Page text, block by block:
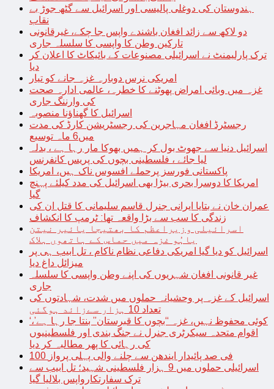
ہندوستان کی دوغلی پالیسی اور اسرائیل سے گٹھ جوڑ بے
نقاب
دو لاکھ سے زائد افغان باشندے واپس جا چکے، غیرقانونی
تارکین وطن کا واپسی کا سلسلہ جاری
ترک پارلیمنٹ نے اسرائیلی مصنوعات کے بائیکاٹ کا اعلان کر
دیا
امریکی نرس دوبارہ غزہ جانے کو تیار
غزہ میں وبائی امراض پھوٹنے کا خطرہ، عالمی ادارہ صحت
کی وارننگ جاری
اسرائیل کا گھناؤنا منصوبہ
رجسٹرڈ افغان مہاجرین کی رجسٹریشن کارڈ کی مدت
میں6 ماہ توسیع
اسرائیل دنیا سے جھوٹ بول کر ہمیں بھوکا مار رہا ہے ، بدلہ
لیا جائے ، فلسطینی بچوں کی پریس کانفرنس
پاکستانی فورسز پرحملے افسوس ناک ہیں، امریکا
امریکا کا دوسرا بحری بیڑا بھی اسرائیل کی مدد کیلئے پہنچ
گیا
عمران خان نے بتایا ایرانی جنرل قاسم سلیمانی کا قتل ان کی
زندگی کا سب سے بڑا واقعہ تھا: ٹرمپ کا انکشاف
اسرائیلی وزیراعظم کا بھتیجا یائیر نیتن
یاہُو غزہ میں حماس کے ہاتھوں ہلاک
اسرائیل کو دیا گیا امریکی دفاعی نظام ناکام ، تل ابیب ہی پر
میزائل داغ دیا
غیر قانونی افغان شہریوں کی اپنے وطن واپسی کا سلسلہ
جاری
اسرائیل کے غزہ پر وحشیانہ حملوں میں شدت، شہادتوں کی
تعداد 10 ہزار سےزائد ہوگئی
‘کوئی محفوظ نہیں، غزہ “بچوں کا قبرستان” بنتا جا رہا ہے’،
اقوام متحدہ سیکرٹری جنرل نے جنگ بندی اور فلسطینیوں
کی رہائی کا پھر مطالبہ کر دیا
100 فی صد پائیدار ایندھن سے چلنے والی پہلی پرواز
اسرائیلی حملوں میں 9 ہزار فلسطینی شہید؛ تل ابیب سے
ترک سفارتکارواپس بلالیا گیا